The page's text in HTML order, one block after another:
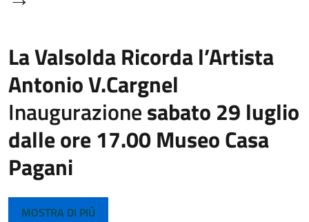
La Valsolda Ricorda l’Artista
Antonio V.Cargnel
Inaugurazionesabato 29 luglio
dalle ore 17.00 Museo Casa
Pagani
MOSTRA DI PIÙ